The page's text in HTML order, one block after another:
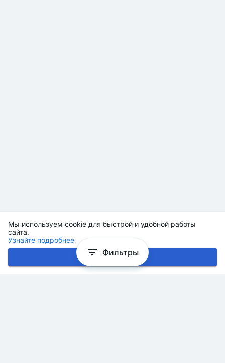
Мы используем cookie для быстрой и удобной работы
сайта.
Узнайте подробнее
Хорошо
Фильтры